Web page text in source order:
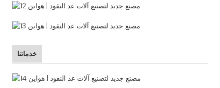
خدماتنا